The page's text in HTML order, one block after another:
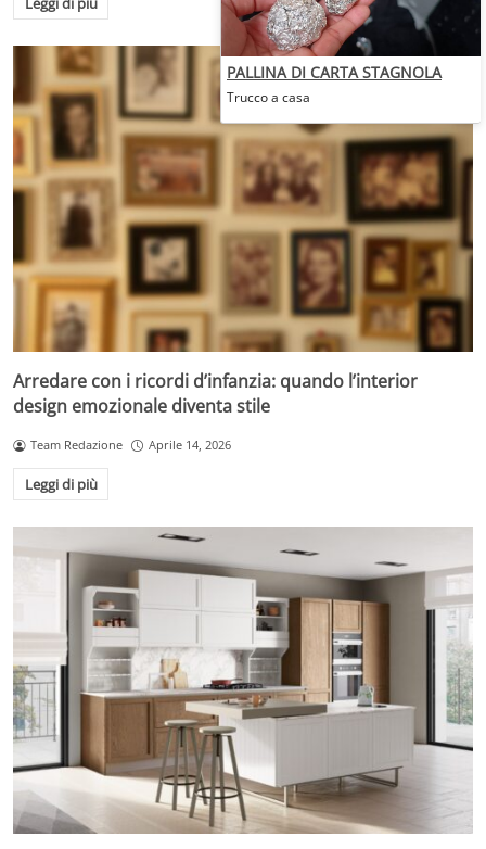
Arredare con i ricordi d’infanzia: quando l’interior
design emozionale diventa stile
Team Redazione Aprile 14, 2026
Leggi di più
PALLINA DI CARTA STAGNOLA
Trucco a casa